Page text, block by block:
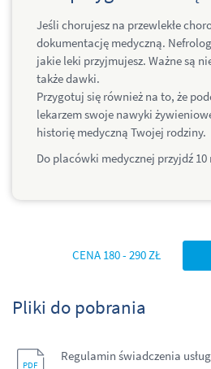
Jeśli chorujesz na przewlekłe
dokumentację medyczną.
jakie leki przyjmujesz. Ważne są
także dawki.
Przygotuj się również na to, że
lekarzem swoje nawyki
historię medyczną Twojej rodziny.
Do placówki medycznej przyjdź
CENA 180 - 290 ZŁ
Pliki do pobrania
Regulamin świadczenia